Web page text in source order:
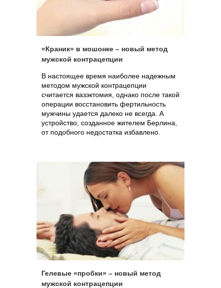
последние год-два.
«Краник» в мошонке – новый метод
мужской контрацепции
В настоящее время наиболее надежным
методом мужской контрацепции
считается вазэктомия, однако после такой
операции восстановить фертильность
мужчины удается далеко не всегда. А
устройство, созданное жителем Берлина,
от подобного недостатка избавлено.
Гелевые «пробки» – новый метод
мужской контрацепции